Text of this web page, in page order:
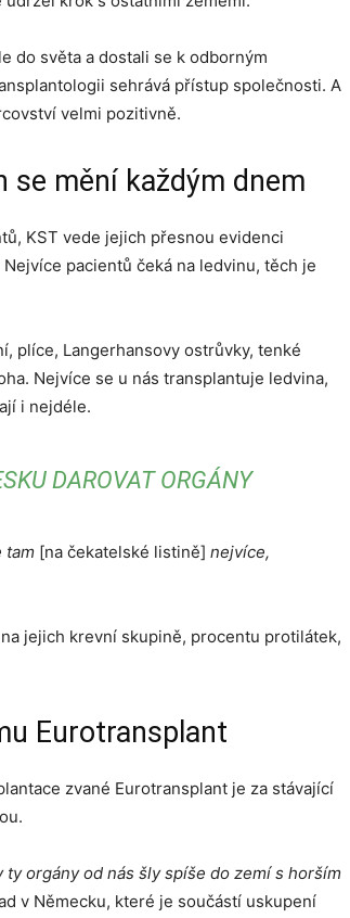
do světa a dostali se k odborným
sehrává přístup společnosti. A
velmi pozitivně.
se mění každým dnem
KST vede jejich přesnou evidenci
pacientů čeká na ledvinu, těch je
plíce, Langerhansovy ostrůvky, tenké
Nejvíce se u nás transplantuje ledvina,
i nejdéle.
DAROVAT ORGÁNY
tam [na čekatelské listině] nejvíce,
jejich krevní skupině, procentu protilátek,
Eurotransplant
zvané Eurotransplant je za stávající
orgány od nás šly spíše do zemí s horším
v Německu, které je součástí uskupení